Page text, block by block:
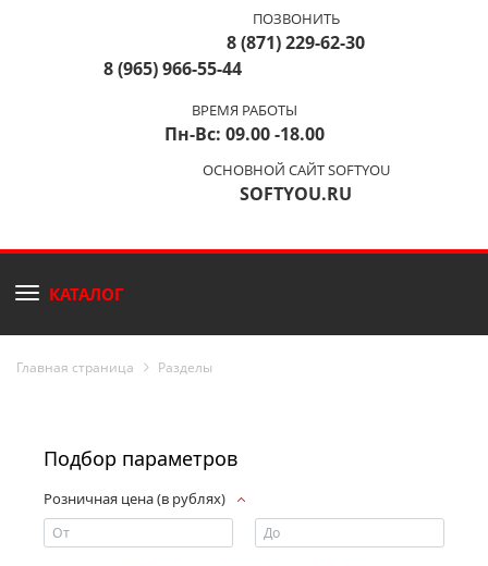
ПОЗВОНИТЬ
8 (871) 229-62-30
8 (965) 966-55-44
ВРЕМЯ РАБОТЫ
Пн-Вс: 09.00 -18.00
ОСНОВНОЙ САЙТ SOFTYOU
SOFTYOU.RU
КАТАЛОГ
Главная страница Разделы
Подбор параметров
Розничная цена (в рублях)